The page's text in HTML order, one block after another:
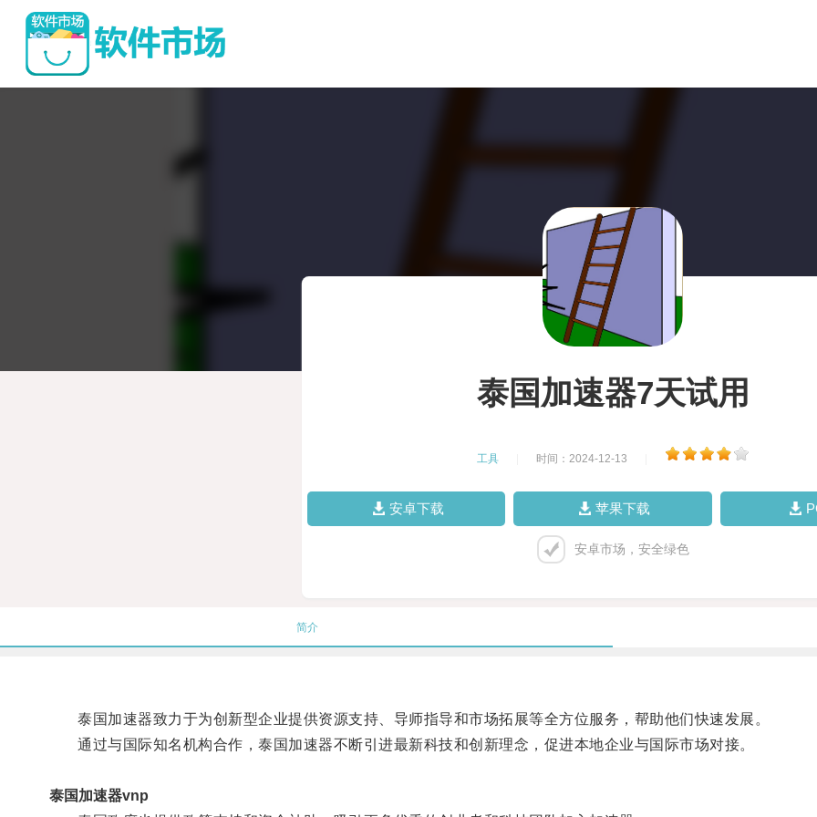
泰国加速器7天试用
工具 时间：2024-12-13
安卓下载 苹果下载
安卓市场，安全绿色
简介
泰国加速器致力于为创新型企业提供资源支持、导师指导和市场拓展等全方位服务，帮助他们快速发展。
通过与国际知名机构合作，泰国加速器不断引进最新科技和创新理念，促进本地企业与国际市场对接。
泰国加速器vnp